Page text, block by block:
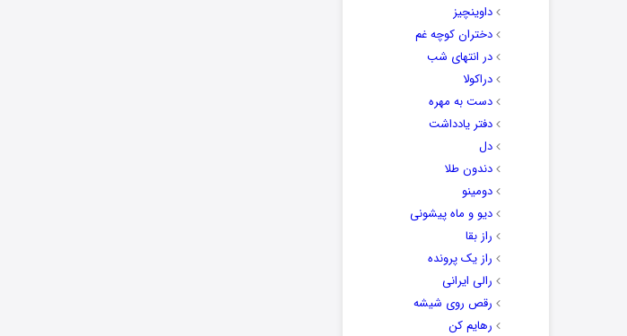
داوینچیز
دختران کوچه غم
در انتهای شب
دراکولا
دست به مهره
دفتر یادداشت
دل
دندون طلا
دومینو
دیو و ماه پیشونی
راز بقا
راز یک پرونده
رالی ایرانی
رقص روی شیشه
رهایم کن